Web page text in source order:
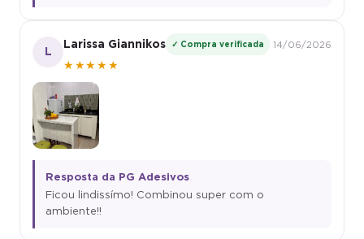
L
Larissa Giannikos ✓ Compra verificada
★★★★★
14/06/2026
Resposta da PG Adesivos
Ficou lindissímo! Combinou super com o
ambiente!!